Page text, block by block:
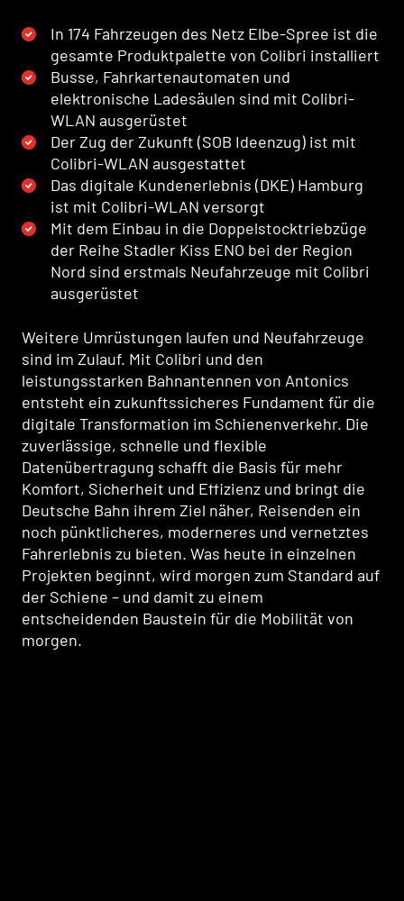
In 174 Fahrzeugen des Netz Elbe-Spree ist die
gesamte Produktpalette von Colibri installiert
Busse, Fahrkartenautomaten und
elektronische Ladesäulen sind mit Colibri-
WLAN ausgerüstet
Der Zug der Zukunft (SOB Ideenzug) ist mit
Colibri-WLAN ausgestattet
Das digitale Kundenerlebnis (DKE) Hamburg
ist mit Colibri-WLAN versorgt
Mit dem Einbau in die Doppelstocktriebzüge
der Reihe Stadler Kiss ENO bei der Region
Nord sind erstmals Neufahrzeuge mit Colibri
ausgerüstet
Weitere Umrüstungen laufen und Neufahrzeuge
sind im Zulauf. Mit Colibri und den
leistungsstarken Bahnantennen von Antonics
entsteht ein zukunftssicheres Fundament für die
digitale Transformation im Schienenverkehr. Die
zuverlässige, schnelle und flexible
Datenübertragung schafft die Basis für mehr
Komfort, Sicherheit und Effizienz und bringt die
Deutsche Bahn ihrem Ziel näher, Reisenden ein
noch pünktlicheres, moderneres und vernetztes
Fahrerlebnis zu bieten. Was heute in einzelnen
Projekten beginnt, wird morgen zum Standard auf
der Schiene – und damit zu einem
entscheidenden Baustein für die Mobilität von
morgen.